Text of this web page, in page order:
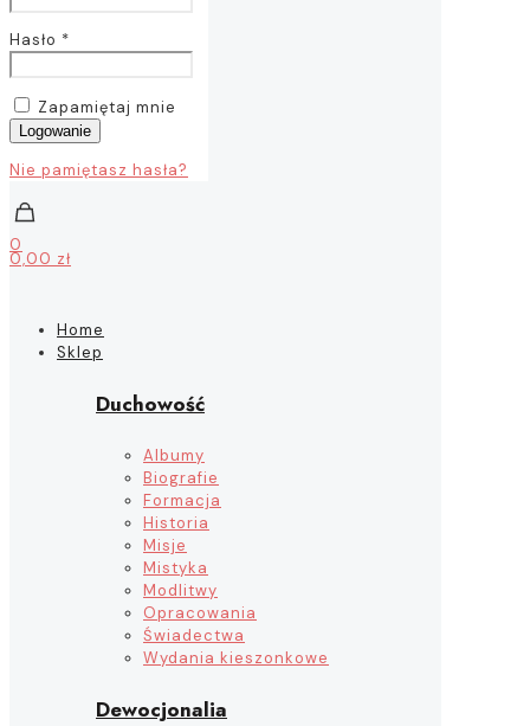
Hasło *
Zapamiętaj mnie
Logowanie
Nie pamiętasz hasła?
0
0,00 zł
Home
Sklep
Duchowość
Albumy
Biografie
Formacja
Historia
Misje
Mistyka
Modlitwy
Opracowania
Świadectwa
Wydania kieszonkowe
Dewocjonalia